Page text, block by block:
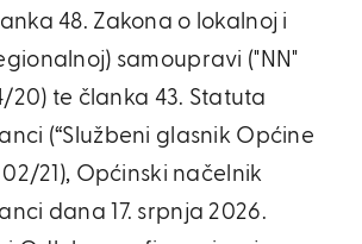
48. Zakona o lokalnoj i
samoupravi ("NN"
20) te članka 43. Statuta
(“Službeni glasnik Općine
02/21), Općinski načelnik
dana 17. srpnja 2026.